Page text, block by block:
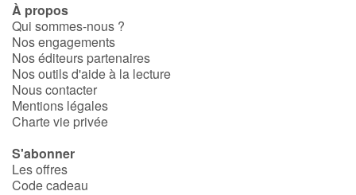
À propos
Qui sommes-nous ?
Nos engagements
Nos éditeurs partenaires
Nos outils d'aide à la lecture
Nous contacter
Mentions légales
Charte vie privée
S'abonner
Les offres
Code cadeau